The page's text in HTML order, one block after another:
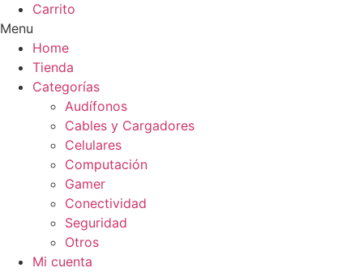
Carrito
Menu
Home
Tienda
Categorías
Audífonos
Cables y Cargadores
Celulares
Computación
Gamer
Conectividad
Seguridad
Otros
Mi cuenta